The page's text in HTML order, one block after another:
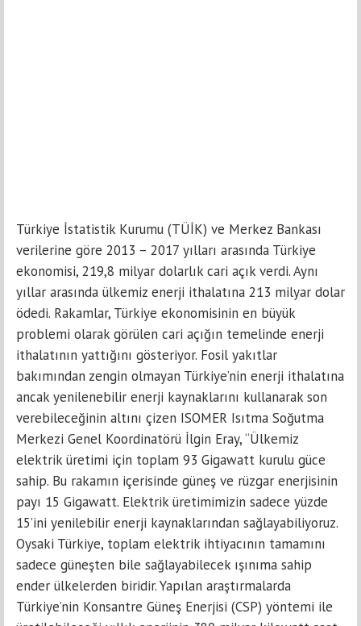
Türkiye İstatistik Kurumu (TÜİK) ve Merkez Bankası
verilerine göre 2013 – 2017 yılları arasında Türkiye
ekonomisi, 219,8 milyar dolarlık cari açık verdi. Aynı
yıllar arasında ülkemiz enerji ithalatına 213 milyar dolar
ödedi. Rakamlar, Türkiye ekonomisinin en büyük
problemi olarak görülen cari açığın temelinde enerji
ithalatının yattığını gösteriyor. Fosil yakıtlar
bakımından zengin olmayan Türkiye’nin enerji ithalatına
ancak yenilenebilir enerji kaynaklarını kullanarak son
verebileceğinin altını çizen ISOMER Isıtma Soğutma
Merkezi Genel Koordinatörü İlgin Eray, “Ülkemiz
elektrik üretimi için toplam 93 Gigawatt kurulu güce
sahip. Bu rakamın içerisinde güneş ve rüzgar enerjisinin
payı 15 Gigawatt. Elektrik üretimimizin sadece yüzde
15’ini yenilebilir enerji kaynaklarından sağlayabiliyoruz.
Oysaki Türkiye, toplam elektrik ihtiyacının tamamını
sadece güneşten bile sağlayabilecek ışınıma sahip
ender ülkelerden biridir. Yapılan araştırmalarda
Türkiye’nin Konsantre Güneş Enerjisi (CSP) yöntemi ile